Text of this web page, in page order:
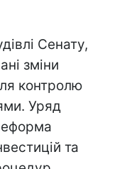
Сенату,
зміни
контролю
Уряд
та